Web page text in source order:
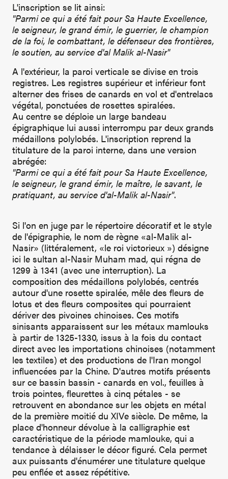
L'inscription se lit ainsi:
"Parmi ce qui a été fait pour Sa Haute Excellence,
le seigneur, le grand émir, le guerrier, le champion
de la foi, le combattant, le défenseur des frontières,
le soutien, au service d'al Malik al-Nasir"
A l'extérieur, la paroi verticale se divise en trois
registres. Les registres supérieur et inférieur font
alterner des frises de canards en vol et d'entrelacs
végétal, ponctuées de rosettes spiralées.
Au centre se déploie un large bandeau
épigraphique lui aussi interrompu par deux grands
médaillons polylobés. L'inscription reprend la
titulature de la paroi interne, dans une version
abrégée:
"Parmi ce qui a été fait pour Sa Haute Excellence,
le seigneur, le grand émir, le maître, le savant, le
pratiquant, au service d'al-Malik al-Nasir".
Si l'on en juge par le répertoire décoratif et le style
de l'épigraphie, le nom de règne «al-Malik al-
Nasir» (littéralement, «le roi victorieux ») désigne
ici le sultan al-Nasir Muham mad, qui régna de
1299 à 1341 (avec une interruption). La
composition des médaillons polylobés, centrés
autour d'une rosette spiralée, mêle des fleurs de
lotus et des fleurs composites qui pourraient
dériver des pivoines chinoises. Ces motifs
sinisants apparaissent sur les métaux mamlouks
à partir de 1325-1330, issus à la fois du contact
direct avec les importations chinoises (notamment
les textiles) et des productions de l'Iran mongol
influencées par la Chine. D'autres motifs présents
sur ce bassin bassin - canards en vol., feuilles à
trois pointes, fleurettes à cinq pétales - se
retrouvent en abondance sur les objets en métal
de la première moitié du XIVe siècle. De même, la
place d'honneur dévolue à la calligraphie est
caractéristique de la période mamlouke, qui a
tendance à délaisser le décor figuré. Cela permet
aux puissants d'énumérer une titulature quelque
peu enflée et assez répétitive.